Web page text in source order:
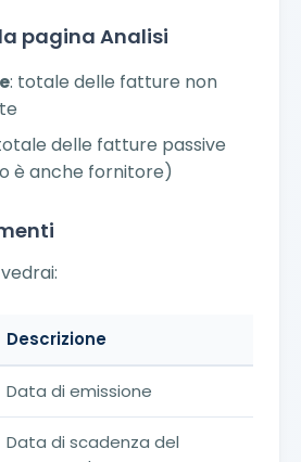
pagina Analisi
: totale delle fatture non
delle fatture passive
è anche fornitore)
Descrizione
Data di emissione
Data di scadenza del